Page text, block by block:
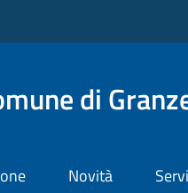
di
Novità